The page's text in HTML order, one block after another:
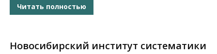
Читать полностью
Новосибирский институт систематики